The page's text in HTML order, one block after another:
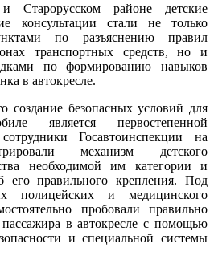
Старорусском районе детские
консультации стали не только
по разъяснению правил
транспортных средств, но и
по формированию навыков
в автокресле.
создание безопасных условий для
является первостепенной
Госавтоинспекции на
механизм детского
необходимой им категории и
его правильного крепления. Под
полицейских и медицинского
пробовали правильно
пассажира в автокресле с помощью
и специальной системы